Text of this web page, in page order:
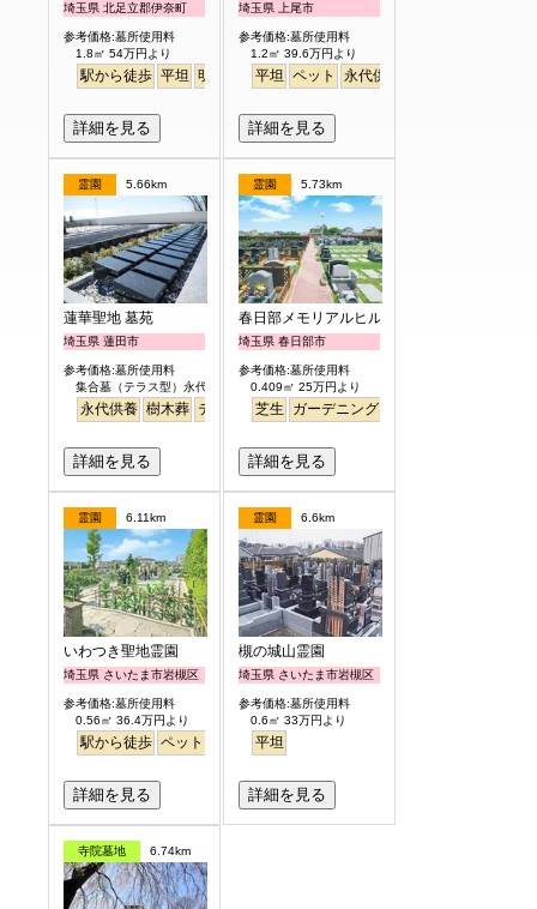
埼玉県 北足立郡伊奈町
参考価格:墓所使用料
1.8㎡ 54万円より
駅から徒歩 平坦 明るい
詳細を見る
埼玉県 上尾市
参考価格:墓所使用料
1.2㎡ 39.6万円より
平坦 ペット 永代供養
詳細を見る
霊園 5.66km
蓮華聖地 墓苑
埼玉県 蓮田市
参考価格:墓所使用料
集合墓（テラス型）永代供養制度付 30万円
永代供養 樹木葬 テラス 平坦
詳細を見る
霊園 5.73km
春日部メモリアルヒルズ
埼玉県 春日部市
参考価格:墓所使用料
0.409㎡ 25万円より
芝生 ガーデニング
詳細を見る
霊園 6.11km
いわつき聖地霊園
埼玉県 さいたま市岩槻区
参考価格:墓所使用料
0.56㎡ 36.4万円より
駅から徒歩 ペット
詳細を見る
霊園 6.6km
槻の城山霊園
埼玉県 さいたま市岩槻区
参考価格:墓所使用料
0.6㎡ 33万円より
平坦
詳細を見る
寺院墓地 6.74km